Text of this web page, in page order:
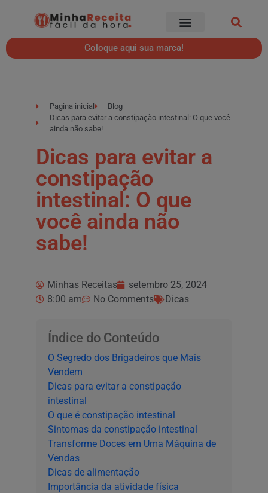
Coloque aqui sua marca!
Pagina inicial
Blog
Dicas para evitar a constipação intestinal: O que você
ainda não sabe!
Dicas para evitar a
constipação
intestinal: O que
você ainda não
sabe!
Minhas Receitas
setembro 25, 2024
8:00 am
No Comments Dicas
Índice do Conteúdo
O Segredo dos Brigadeiros que Mais
Vendem
Dicas para evitar a constipação
intestinal
O que é constipação intestinal
Sintomas da constipação intestinal
Transforme Doces em Uma Máquina de
Vendas
Dicas de alimentação
Importância da atividade física